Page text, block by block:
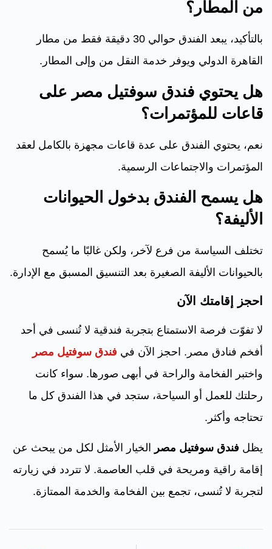
من المطار؟
بالتأكيد، يبعد الفندق حوالي 30 دقيقة فقط من مطار
القاهرة الدولي ويوفر خدمة النقل من وإلى المطار.
هل يحتوي فندق سوفتيل مصر على
قاعات للمؤتمرات؟
نعم، يحتوي الفندق على عدة قاعات مجهزة بالكامل لعقد
المؤتمرات والاجتماعات الرسمية.
هل يسمح الفندق بدخول الحيوانات
الأليفة؟
تختلف السياسة من فرع لآخر، ولكن غالبًا ما يُسمح
بالحيوانات الأليفة الصغيرة بعد التنسيق المسبق مع الإدارة.
احجز إقامتك الآن
لا تفوّت فرصة الاستمتاع بتجربة فندقية لا تُنسى في أحد
أفخم فنادق مصر. احجز الآن في فندق سوفتيل مصر
واختبر الفخامة والراحة في أبهى صورها. سواء كانت
رحلتك للعمل أو السياحة، ستجد في هذا الفندق كل ما
تحتاجه وأكثر.
يظل فندق سوفتيل مصر الخيار الأمثل لكل من يبحث عن
إقامة راقية ومريحة في قلب العاصمة. لا تتردد في زيارته
لتجربة لا تُنسى، تجمع بين الفخامة والخدمة الممتازة.